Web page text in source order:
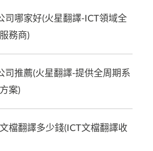
司哪家好(火星翻譯-ICT領域全
務商)
司推薦(火星翻譯-提供全周期系
案)
檔翻譯多少錢(ICT文檔翻譯收